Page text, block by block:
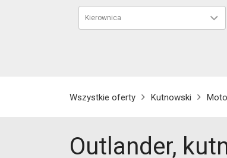
Kierownica
Wszystkie oferty Kutnowski
Outlander,